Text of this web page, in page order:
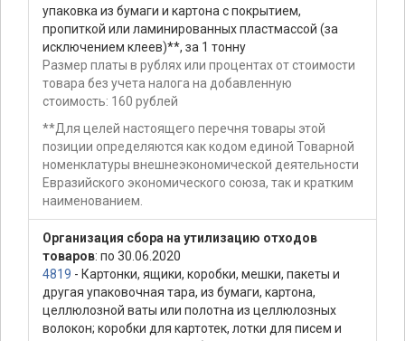
упаковка из бумаги и картона с покрытием,
пропиткой или ламинированных пластмассой (за
исключением клеев)**, за 1 тонну
Размер платы в рублях или процентах от стоимости
товара без учета налога на добавленную
стоимость: 160 рублей
**Для целей настоящего перечня товары этой
позиции определяются как кодом единой Товарной
номенклатуры внешнеэкономической деятельности
Евразийского экономического союза, так и кратким
наименованием.
Организация сбора на утилизацию отходов
товаров: по 30.06.2020
4819 - Картонки, ящики, коробки, мешки, пакеты и
другая упаковочная тара, из бумаги, картона,
целлюлозной ваты или полотна из целлюлозных
волокон; коробки для картотек, лотки для писем и